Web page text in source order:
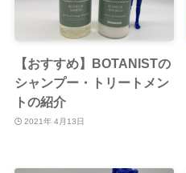
【おすすめ】BOTANISTの
シャンプー・トリートメン
トの紹介
2021年 4月13日